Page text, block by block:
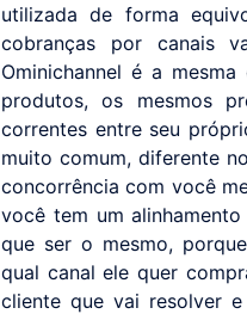
utilizada de forma
cobranças por canais
Ominichannel é a
produtos, os mesmos
correntes entre seu
muito comum, diferente
concorrência com você
você tem um
que ser o mesmo,
qual canal ele quer
cliente que vai resolver